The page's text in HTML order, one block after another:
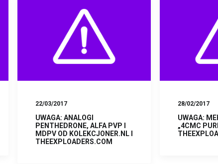
22/03/2017
UWAGA: ANALOGI
PENTHEDRONE, ALFA PVP I
MDPV OD KOLEKCJONER.NL I
THEEXPLOADERS.COM
28/02/2017
UWAGA:
„4CMC